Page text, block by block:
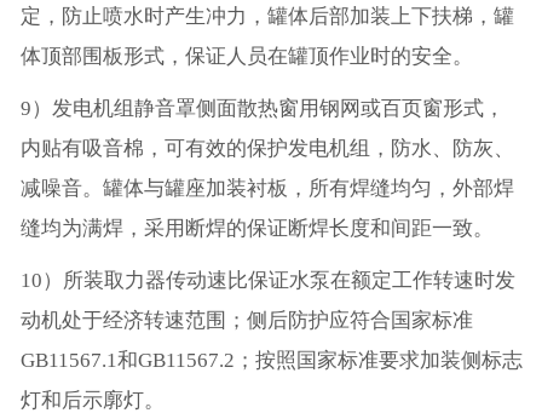
定，防止喷水时产生冲力，罐体后部加装上下扶梯，罐
体顶部围板形式，保证人员在罐顶作业时的安全。
9）发电机组静音罩侧面散热窗用钢网或百页窗形式，
内贴有吸音棉，可有效的保护发电机组，防水、防灰、
减噪音。罐体与罐座加装衬板，所有焊缝均匀，外部焊
缝均为满焊，采用断焊的保证断焊长度和间距一致。
10）所装取力器传动速比保证水泵在额定工作转速时发
动机处于经济转速范围；侧后防护应符合国家标准
GB11567.1和GB11567.2；按照国家标准要求加装侧标志
灯和后示廓灯。